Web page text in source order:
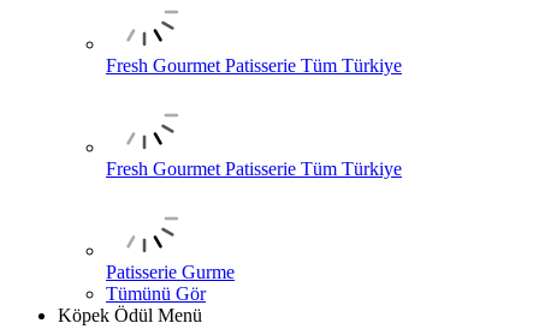
Fresh Gourmet Patisserie Tüm Türkiye
Fresh Gourmet Patisserie Tüm Türkiye
Patisserie Gurme
Tümünü Gör
Köpek Ödül Menü